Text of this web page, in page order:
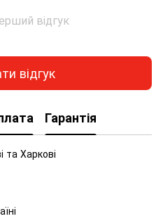
відгук
відгук
Гарантія
та Харкові